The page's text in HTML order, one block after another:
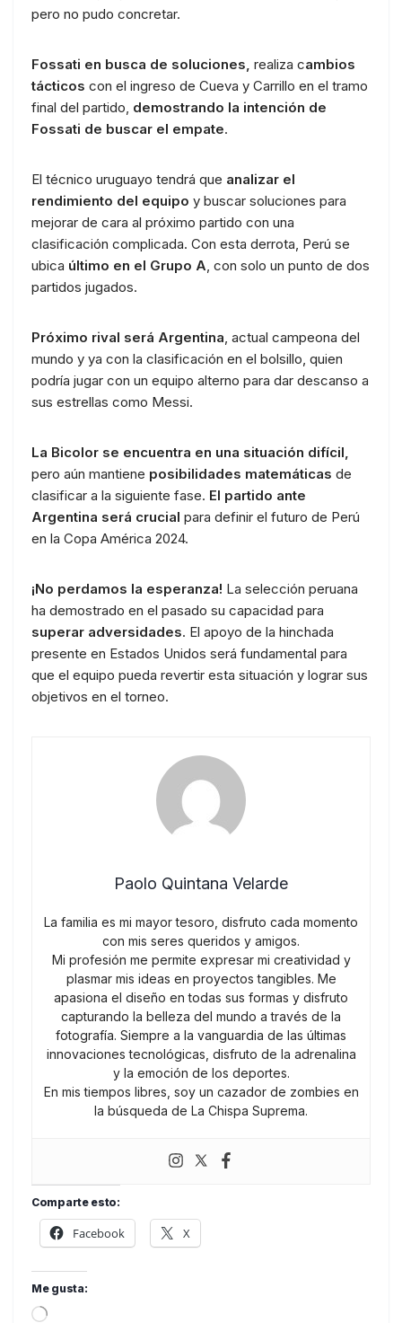
pero no pudo concretar.
Fossati en busca de soluciones, realiza cambios
tácticos con el ingreso de Cueva y Carrillo en el tramo
final del partido, demostrando la intención de
Fossati de buscar el empate.
El técnico uruguayo tendrá que analizar el
rendimiento del equipo y buscar soluciones para
mejorar de cara al próximo partido con una
clasificación complicada. Con esta derrota, Perú se
ubica último en el Grupo A, con solo un punto de dos
partidos jugados.
Próximo rival será Argentina, actual campeona del
mundo y ya con la clasificación en el bolsillo, quien
podría jugar con un equipo alterno para dar descanso a
sus estrellas como Messi.
La Bicolor se encuentra en una situación difícil,
pero aún mantiene posibilidades matemáticas de
clasificar a la siguiente fase. El partido ante
Argentina será crucial para definir el futuro de Perú
en la Copa América 2024.
¡No perdamos la esperanza! La selección peruana
ha demostrado en el pasado su capacidad para
superar adversidades. El apoyo de la hinchada
presente en Estados Unidos será fundamental para
que el equipo pueda revertir esta situación y lograr sus
objetivos en el torneo.
Paolo Quintana Velarde
La familia es mi mayor tesoro, disfruto cada momento
con mis seres queridos y amigos.
Mi profesión me permite expresar mi creatividad y
plasmar mis ideas en proyectos tangibles. Me
apasiona el diseño en todas sus formas y disfruto
capturando la belleza del mundo a través de la
fotografía. Siempre a la vanguardia de las últimas
innovaciones tecnológicas, disfruto de la adrenalina
y la emoción de los deportes.
En mis tiempos libres, soy un cazador de zombies en
la búsqueda de La Chispa Suprema.
Comparte esto:
Facebook X
Me gusta:
Loading…